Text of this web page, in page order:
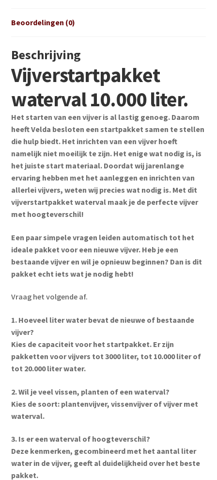
Beoordelingen (0)
Beschrijving
Vijverstartpakket
waterval 10.000 liter.
Het starten van een vijver is al lastig genoeg. Daarom
heeft Velda besloten een startpakket samen te stellen
die hulp biedt. Het inrichten van een vijver hoeft
namelijk niet moeilijk te zijn. Het enige wat nodig is, is
het juiste start materiaal. Doordat wij jarenlange
ervaring hebben met het aanleggen en inrichten van
allerlei vijvers, weten wij precies wat nodig is. Met dit
vijverstartpakket waterval maak je de perfecte vijver
met hoogteverschil!
Een paar simpele vragen leiden automatisch tot het
ideale pakket voor een nieuwe vijver. Heb je een
bestaande vijver en wil je opnieuw beginnen? Dan is dit
pakket echt iets wat je nodig hebt!
Vraag het volgende af.
1. Hoeveel liter water bevat de nieuwe of bestaande
vijver?
Kies de capaciteit voor het startpakket. Er zijn
pakketten voor vijvers tot 3000 liter, tot 10.000 liter of
tot 20.000 liter water.
2. Wil je veel vissen, planten of een waterval?
Kies de soort: plantenvijver, vissenvijver of vijver met
waterval.
3. Is er een waterval of hoogteverschil?
Deze kenmerken, gecombineerd met het aantal liter
water in de vijver, geeft al duidelijkheid over het beste
pakket.